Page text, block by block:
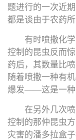
题进行的一次近
都是谈由于农药
有时喷撒化
控制的昆虫反而
药后，其数量比
随着喷撒一种有
爆发——这是一种
在另外几次
控制的那仲昆虫
灾害的潘多拉盒